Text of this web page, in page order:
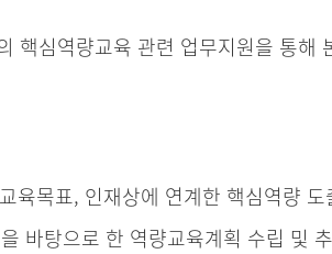
핵심역량교육 관련 업무지원을 통
육목표, 인재상에 연계한 핵심역량 도
바탕으로 한 역량교육계획 수립 및